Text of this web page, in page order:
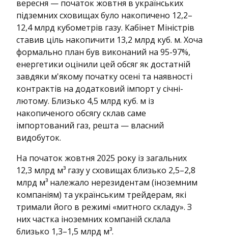
вересня — початок жовтня в українських
підземних сховищах було накопичено 12,2–
12,4 млрд кубометрів газу. Кабінет Міністрів
ставив ціль накопичити 13,2 млрд куб. м. Хоча
формально план був виконаний на 95-97%,
енергетики оцінили цей обсяг як достатній
завдяки м'якому початку осені та наявності
контрактів на додатковий імпорт у січні-
лютому. Близько 4,5 млрд куб. м із
накопиченого обсягу склав саме
імпортований газ, решта — власний
видобуток.
На початок жовтня 2025 року із загальних
12,3 млрд м³ газу у сховищах близько 2,5–2,8
млрд м³ належало нерезидентам (іноземним
компаніям) та українським трейдерам, які
тримали його в режимі «митного складу». З
них частка іноземних компаній склала
близько 1,3–1,5 млрд м³.